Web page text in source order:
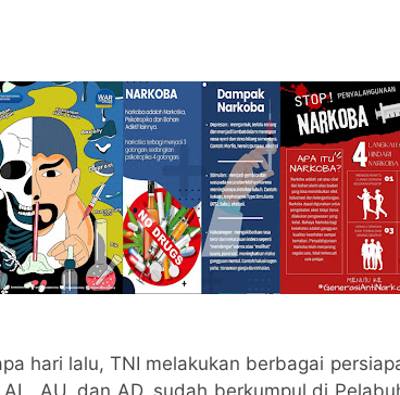
hari lalu, TNI melakukan berbagai
AU, dan AD, sudah berkumpul di